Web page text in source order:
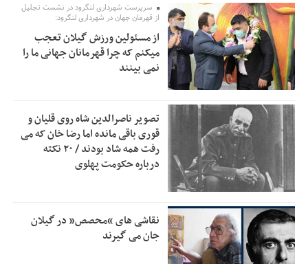
7:00
استاندار گیلان خواستار بررسی دقیق کنوانسیون خزر پیش از
تصویب در مجلس شد
0:51
پزشکیان‌: بهترین زمان برای دستیابی به توافق شرایط کنونی است/
از حقوق ملت کوتاه نمی‌آییم
13:01
عارف: جنگ اصلی امروز، جنگ روایت‌ها بر سر امید و هویت ملی
است
12:57
هشدار معاون وظیفه عمومی گیلان به سربازان فراری؛ اعطای
معافیت شایعه است
12:54
پاکستان: باید در برابر اسرائیل متحد شویم؛ عادی‌سازی هیچ
سودی ندارد
10:24 جهانگیر: امروز خبرنگاران ایران به عنوان خار چشم می‌درخشند
10:08
اتفاق عجیب در استقلال؛ امضای شجاعی پای صورت‌های مالی
٩ماه پس از استعفا
سرپرست شهرداری لنگرود در نشست تجلیل
از قهرمان جهان در شهرداری لنگرود:
از مسئولین ورزش گیلان تعجب
میکنم که چرا قهرمانان جهانی ما را
نمی بینند
تصویر ناصرالدین شاه روی قلیان و
قوری باقی مانده اما رضا خان که می
رفت همه شاد بودند / ۲۰ نکته
درباره حکومت پهلوی
نقاشی های “محصص” در گیلان
جان می گیرند